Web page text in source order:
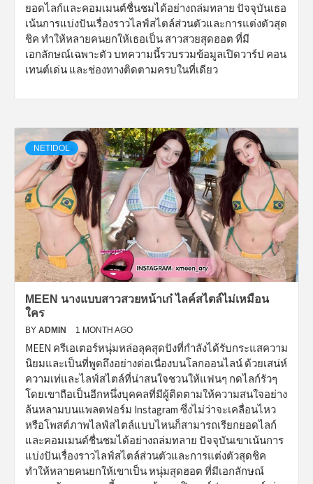
ยอดไลก์และคอมเมนต์ชื่นชมได้อย่างถล่มทลาย ปัจจุบันเธอ
เน้นการแบ่งปันเรื่องราวไลฟ์สไตล์ส่วนตัวและการแต่งตัวสุด
ชิค ทำให้หลายคนยกให้เธอเป็น สาวสวยสุดฮอต ที่มี
เอกลักษณ์เฉพาะตัว บทความนี้รวบรวมข้อมูลเปิดวาร์ป คอน
เทนต์เด่น และช่องทางติดตามครบในที่เดียว
NETIDOL
MEEN นางแบบสาวสวยหน้าเก๋ ไลค์สไตล์ไม่เหมือน
ใคร
BY ADMIN 1 MONTH AGO
MEEN ครีเอเตอร์หนุ่มหล่อลุคสุดปังที่กำลังได้รับกระแสความ
นิยมและเป็นที่พูดถึงอย่างต่อเนื่องบนโลกออนไลน์ ด้วยเสน่ห์
ความเท่และไลฟ์สไตล์ที่น่าสนใจชวนให้แฟนๆ กดไลก์รัวๆ
โดยเขาถือเป็นอีกหนึ่งบุคคลที่มีผู้ติดตามให้ความสนใจอย่าง
ล้นหลามบนแพลตฟอร์ม Instagram ซึ่งไม่ว่าจะเคลื่อนไหว
หรือโพสต์ภาพไลฟ์สไตล์แบบไหนก็สามารถเรียกยอดไลก์
และคอมเมนต์ชื่นชมได้อย่างถล่มทลาย ปัจจุบันเขาเน้นการ
แบ่งปันเรื่องราวไลฟ์สไตล์ส่วนตัวและการแต่งตัวสุดชิค
ทำให้หลายคนยกให้เขาเป็น หนุ่มสุดฮอต ที่มีเอกลักษณ์